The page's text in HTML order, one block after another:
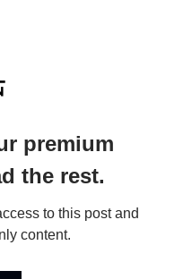
premium
the rest.
to this post and
content.